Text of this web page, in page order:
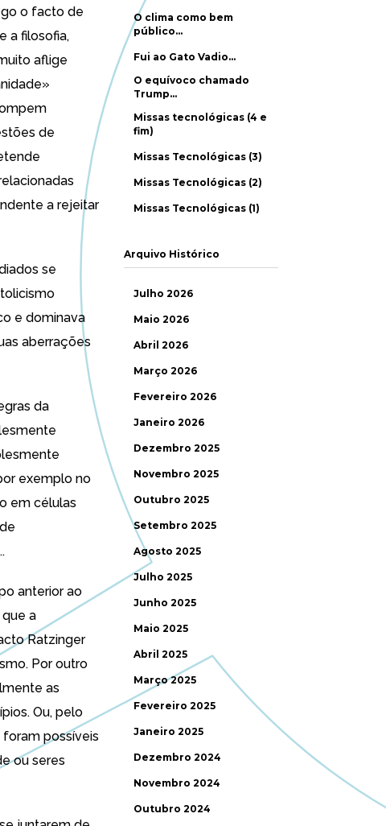
o facto de
a filosofia,
aflige
de
a rejeitar
se
e dominava
aberrações
da
exemplo no
em células
anterior ao
a
Ratzinger
Por outro
as
Ou, pelo
possíveis
ou seres
O clima como bem
público…
Fui ao Gato Vadio…
O equívoco chamado
Trump…
Missas tecnológicas (4 e
fim)
Missas Tecnológicas (3)
Missas Tecnológicas (2)
Missas Tecnológicas (1)
Arquivo Histórico
Julho 2026
Maio 2026
Abril 2026
Março 2026
Fevereiro 2026
Janeiro 2026
Dezembro 2025
Novembro 2025
Outubro 2025
Setembro 2025
Agosto 2025
Julho 2025
Junho 2025
Maio 2025
Abril 2025
Março 2025
Fevereiro 2025
Janeiro 2025
Dezembro 2024
Novembro 2024
Outubro 2024